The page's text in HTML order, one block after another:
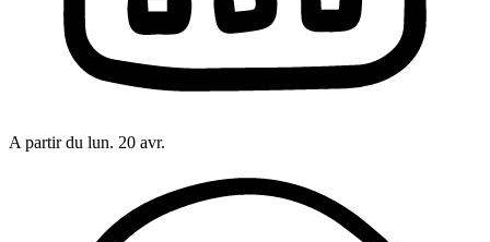
A partir du lun. 20 avr.